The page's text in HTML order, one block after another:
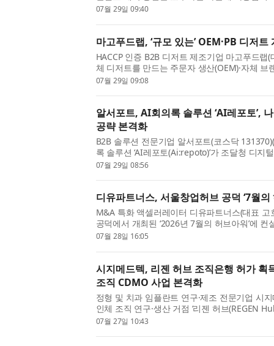
(SPACE MOVE)’를 공식 오픈했다. 스페이스무
07월 29일 09:40
마고푸드랩, ‘규모 있는’ OEM·PB 디저
HACCP 인증 B2B 디저트 제조기업 마고푸드랩
체 디저트를 만드는 주문자 생산(OEM)·자체 브
고 밝혔다. 회사는 이를 단순한 ‘소량 주문 대행
07월 29일 09:08
알서포트, AI회의록 솔루션 ‘AI레포토’,
공략 본격화
B2B 솔루션 전문기업 알서포트(코스닥
록 솔루션 ‘AI레포토(Ai:repoto)’가 조달청 디지
됐다고 밝혔다. 이번 등록으로 공공기관은 별
07월 29일 08:56
디유파트너스, 서울창업허브 공덕 ‘7월
M&A 특화 액셀러레이터 디유파트너스(대표
공덕에서 개최된 ‘2026년 7월의 허브아워’에
초기 창업기업 10개사를 대상으로 1:1 밀착 컨
07월 28일 16:05
시지메드텍, 리젠 허브 조직은행 허가 획
조직 CDMO 사업 본격화
정형 및 치과 임플란트 연구·제조 전문기업 시
인체 조직 연구·생산 거점 ‘리젠 허브(REGEN
획득하고 인체 유래 세포외기질(hECM,
07월 27일 10:43